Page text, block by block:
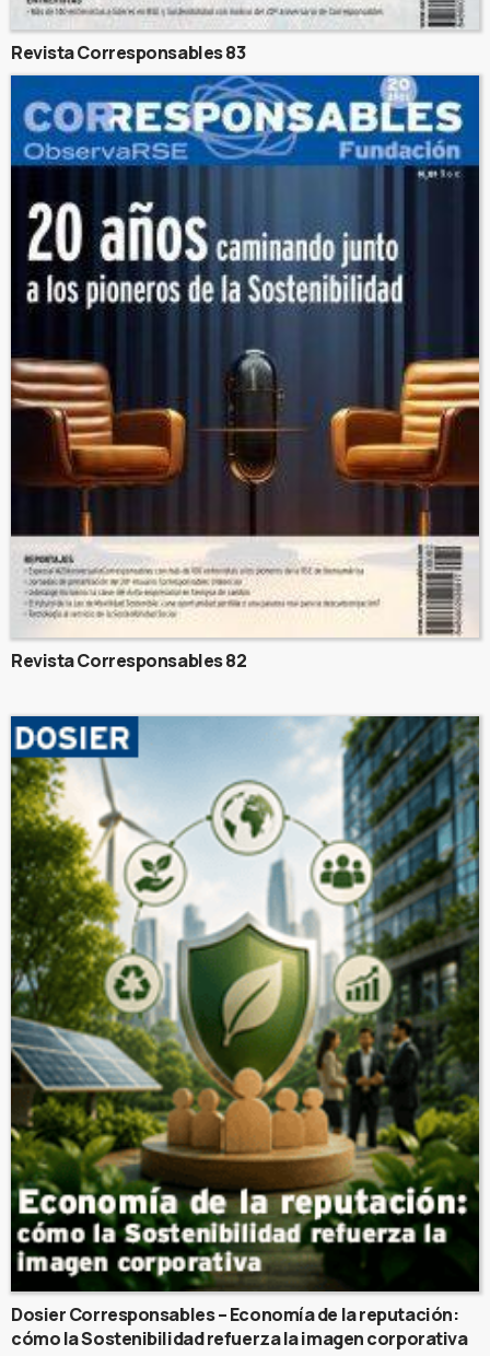
Revista Corresponsables 83
Revista Corresponsables 82
Dosier Corresponsables – Economía de la reputación:
cómo la Sostenibilidad refuerza la imagen corporativa